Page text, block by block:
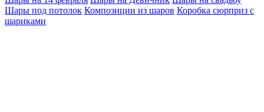
Шары под потолок Композиции из шаров Коробка сюрприз с
шариками